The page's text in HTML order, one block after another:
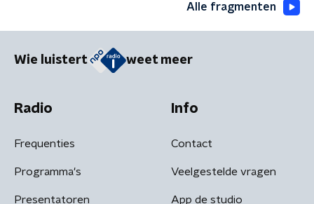
Alle fragmenten
Wie luistert weet meer
Radio
Frequenties
Programma's
Presentatoren
Info
Contact
Veelgestelde vragen
App de studio